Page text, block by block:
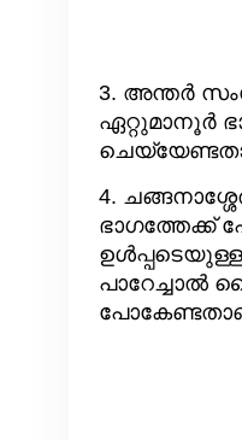
3. അന്തർ
ഏറ്റുമാനൂർ
4.
പാറേച്ചാൽ